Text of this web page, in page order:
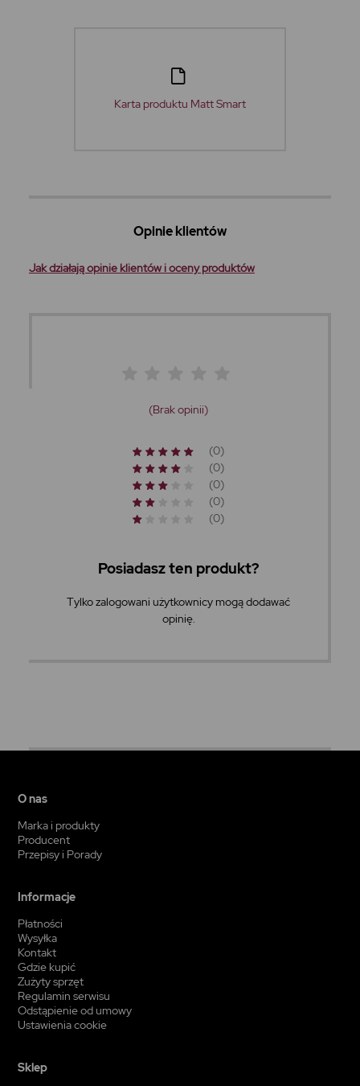
Karta produktu Matt Smart
Opinie klientów
Jak działają opinie klientów i oceny produktów
(Brak opinii)
(0)
(0)
(0)
(0)
(0)
Posiadasz ten produkt?
Tylko zalogowani użytkownicy mogą dodawać
opinię.
O nas
Marka i produkty
Producent
Przepisy i Porady
Informacje
Płatności
Wysyłka
Kontakt
Gdzie kupić
Zużyty sprzęt
Regulamin serwisu
Odstąpienie od umowy
Ustawienia cookie
Sklep